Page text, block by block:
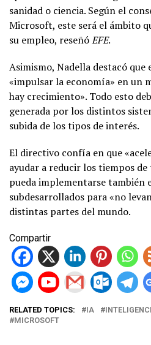
sanidad o ciencia. Según el
Microsoft, este será el ámbito
su empleo, reseñóEFE.
Asimismo, Nadella destacó
«impulsar la economía» en un
hay crecimiento». Todo esto
generada por los distintos
subida de los tipos de interés.
El directivo confía en que
ayudar a reducir los tiempos
pueda implementarse también
subdesarrollados para «no
distintas partes del mundo.
Compartir
RELATED TOPICS: IA
MICROSOFT